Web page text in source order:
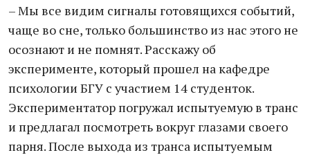
– Мы все видим сигналы готовящихся событий,
чаще во сне, только большинство из нас этого не
осознают и не помнят. Расскажу об
эксперименте, который прошел на кафедре
психологии БГУ с участием 14 студенток.
Экспериментатор погружал испытуемую в транс
и предлагал посмотреть вокруг глазами своего
парня. После выхода из транса испытуемым